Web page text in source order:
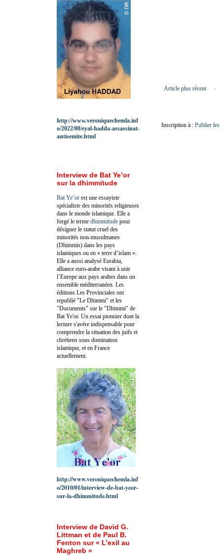
Article plus récent
Inscription à : Publier
http://www.veroniquechemla.inf
o/2022/08/eyal-hadda-assassinat-
antisemite.html
Interview de Bat Ye’or
sur la dhimmitude
Bat Ye’or est une essayiste
spécialiste des minorités religieuses
dans le monde islamique. Elle a
forgé le terme dhimmitude pour
désigner le statut cruel des
minorités non-musulmanes
(Dhimmis) dans les pays
islamiques ou en « terre d’islam ».
Elle a aussi analysé Eurabia,
alliance euro-arabe visant à unir
l’Europe aux pays arabes dans un
ensemble méditerranéen. Les
éditions Les Provinciales ont
republié "Le Dhimmi" et les
"Documents" sur le "Dhimmi" de
Bat Ye'or. Un essai pionnier dont la
lecture s'avère indispensable pour
comprendre la situation des juifs et
chrétiens sous domination
islamique, et en France
actuellement.
http://www.veroniquechemla.inf
o/2010/01/interview-de-bat-yeor-
sur-la-dhimmitude.html
Interview de David G.
Littman et de Paul B.
Fenton sur « L’exil au
Maghreb »